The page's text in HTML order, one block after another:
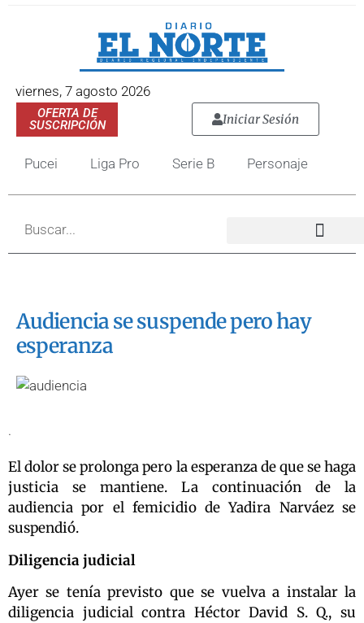
viernes, 7 agosto 2026
OFERTA DE
SUSCRIPCIÓN
Iniciar Sesión
Pucei Liga Pro Serie B Personaje
Audiencia se suspende pero hay
esperanza
.
El dolor se prolonga pero la esperanza de que se haga
justicia se mantiene. La continuación de la
audiencia por el femicidio de Yadira Narváez se
suspendió.
Diligencia judicial
Ayer se tenía previsto que se vuelva a instalar la
diligencia judicial contra Héctor David S. Q., su